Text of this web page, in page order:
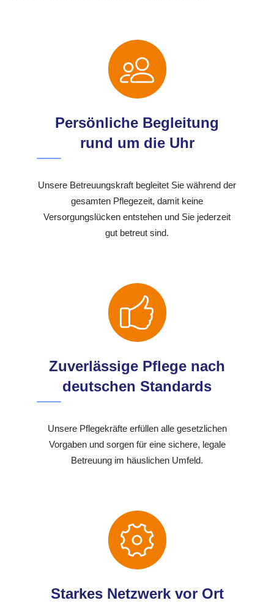
Persönliche Begleitung
rund um die Uhr
Unsere Betreuungskraft begleitet Sie während der
gesamten Pflegezeit, damit keine
Versorgungslücken entstehen und Sie jederzeit
gut betreut sind.
Zuverlässige Pflege nach
deutschen Standards
Unsere Pflegekräfte erfüllen alle gesetzlichen
Vorgaben und sorgen für eine sichere, legale
Betreuung im häuslichen Umfeld.
Starkes Netzwerk vor Ort